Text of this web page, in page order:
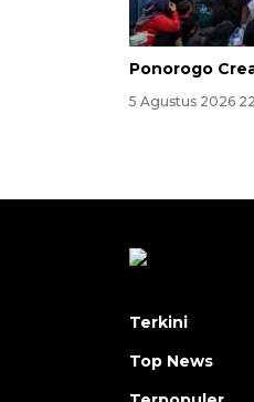
Ponorogo
5 Agustus 2026
Terkini
Top News